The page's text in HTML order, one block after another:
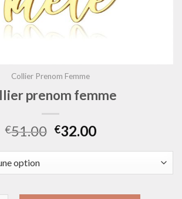
Collier Prenom Femme
prenom femme
€51.00 €32.00